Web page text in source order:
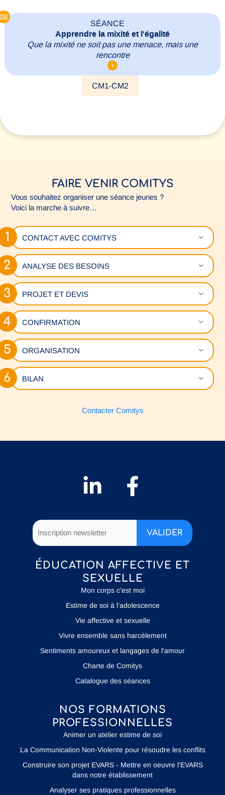
SÉANCE
Apprendre la mixité et l'égalité
Que la mixité ne soit pas une menace, mais une
rencontre
+
CM1-CM2
FAIRE VENIR COMITYS
Vous souhaitez organiser une séance jeunes ?
Voici la marche à suivre…
CONTACT AVEC COMITYS
ANALYSE DES BESOINS
PROJET ET DEVIS
CONFIRMATION
ORGANISATION
BILAN
Contacter Comitys
ÉDUCATION AFFECTIVE ET
SEXUELLE
Mon corps c’est moi
Estime de soi à l’adolescence
Vie affective et sexuelle
Vivre ensemble sans harcèlement
Sentiments amoureux et langages de l'amour
Charte de Comitys
Catalogue des séances
NOS FORMATIONS
PROFESSIONNELLES
Animer un atelier estime de soi
La Communication Non-Violente pour résoudre les conflits
Construire son projet EVARS - Mettre en oeuvre l'EVARS
dans notre établissement
Analyser ses pratiques professionnelles